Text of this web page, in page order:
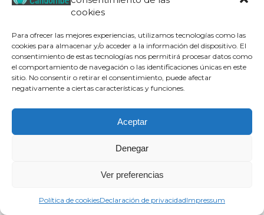
cookies
Para ofrecer las mejores experiencias, utilizamos tecnologías como las
cookies para almacenar y/o acceder a la información del dispositivo. El
consentimiento de estas tecnologías nos permitirá procesar datos como
el comportamiento de navegación o las identificaciones únicas en este
sitio. No consentir o retirar el consentimiento, puede afectar
negativamente a ciertas características y funciones.
Aceptar
Denegar
Ver preferencias
Política de cookiesDeclaración de privacidadImpressum